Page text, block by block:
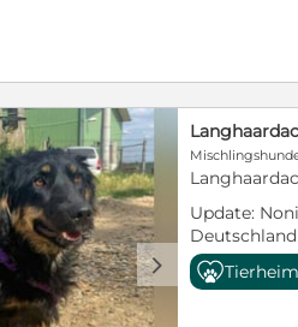
d
Update:
Linsburg.
https://